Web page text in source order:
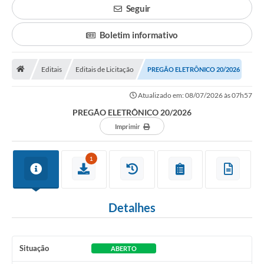
Legislação
Atos Municipais
Transparência
Cadastros Culturais
PROCON
Seguir
Boletim informativo
Editais Editais de Licitação PREGÃO ELETRÔNICO 20/2026
Atualizado em: 08/07/2026 às 07h57
PREGÃO ELETRÔNICO 20/2026
Imprimir
1
Detalhes
Situação ABERTO